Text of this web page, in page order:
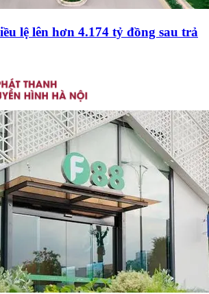
lệ lên hơn 4.174 tỷ đồng sau trả